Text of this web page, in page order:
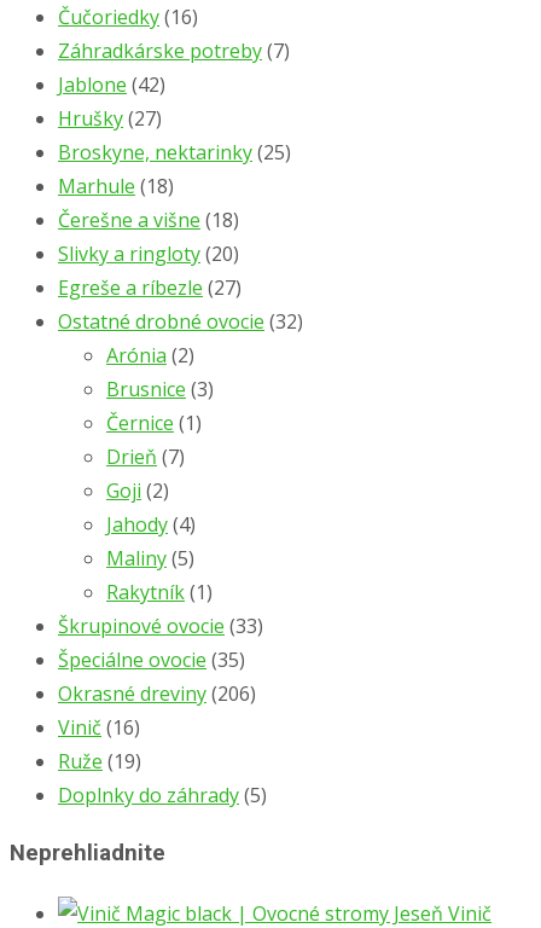
Čučoriedky(16)
Záhradkárske potreby(7)
Jablone (42)
Hrušky(27)
Broskyne, nektarinky(25)
Marhule (18)
Čerešne a višne (18)
Slivky a ringloty(20)
Egreše a ríbezle (27)
Ostatné drobné ovocie (32)
Arónia (2)
Brusnice (3)
Černice (1)
Drieň (7)
Goji (2)
Jahody(4)
Maliny(5)
Rakytník(1)
Škrupinové ovocie (33)
Špeciálne ovocie (35)
Okrasné dreviny(206)
Vinič (16)
Ruže (19)
Doplnky do záhrady(5)
Neprehliadnite
Vinič